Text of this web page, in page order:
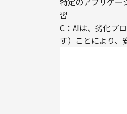
習
C：AIは、劣化プ
す）ことにより、